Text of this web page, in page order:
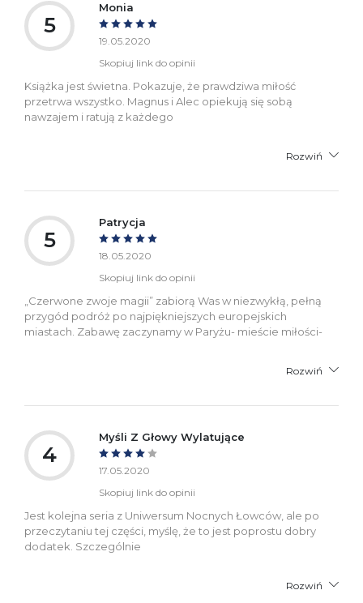
5
Monia
19.05.2020
Skopiuj link do opinii
Książka jest świetna. Pokazuje, że prawdziwa miłość
przetrwa wszystko. Magnus i Alec opiekują się sobą
nawzajem i ratują z każdego
Rozwiń
5
Patrycja
18.05.2020
Skopiuj link do opinii
„Czerwone zwoje magii” zabiorą Was w niezwykłą, pełną
przygód podróż po najpiękniejszych europejskich
miastach. Zabawę zaczynamy w Paryżu- mieście miłości-
Rozwiń
4
Myśli Z Głowy Wylatujące
17.05.2020
Skopiuj link do opinii
Jest kolejna seria z Uniwersum Nocnych Łowców, ale po
przeczytaniu tej części, myślę, że to jest poprostu dobry
dodatek. Szczególnie
Rozwiń